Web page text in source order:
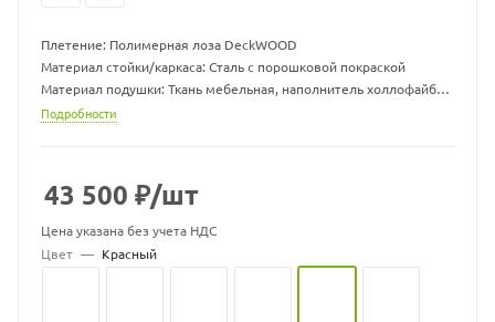
Плетение: Полимерная лоза DeckWOOD
Материал стойки/каркаса: Сталь с порошковой покраской
Материал подушки: Ткань мебельная, наполнитель холлофайбер
Размер гамака ДхШхВ, мм: 960 х 1300 х 710
Максимальная нагрузка, кг: 150
Подробности
43 500 ₽/шт
Цена указана без учета НДС
Цвет — Красный